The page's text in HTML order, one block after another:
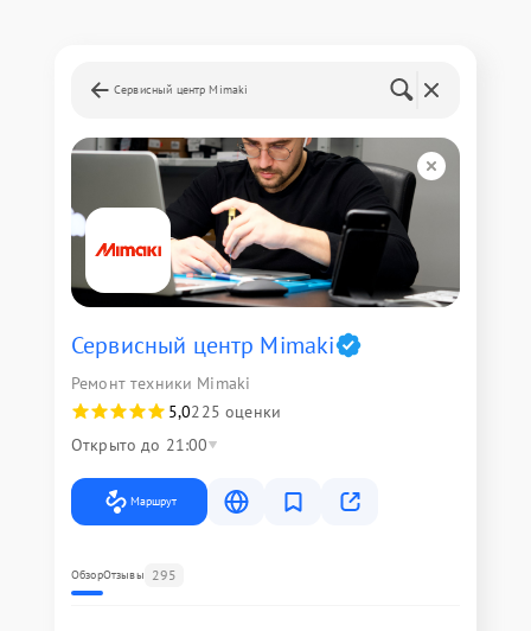
Сервисный центр Mimaki
Сервисный центр Mimaki
Ремонт техники Mimaki
5,0225 оценки
Открыто до 21:00
Маршрут
ОбзорОтзывы 295